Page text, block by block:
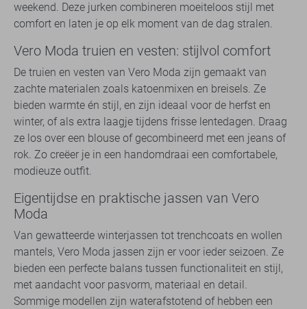
weekend. Deze jurken combineren moeiteloos stijl met
comfort en laten je op elk moment van de dag stralen.
Vero Moda truien en vesten: stijlvol comfort
De truien en vesten van Vero Moda zijn gemaakt van
zachte materialen zoals katoenmixen en breisels. Ze
bieden warmte én stijl, en zijn ideaal voor de herfst en
winter, of als extra laagje tijdens frisse lentedagen. Draag
ze los over een blouse of gecombineerd met een jeans of
rok. Zo creëer je in een handomdraai een comfortabele,
modieuze outfit.
Eigentijdse en praktische jassen van Vero
Moda
Van gewatteerde winterjassen tot trenchcoats en wollen
mantels, Vero Moda jassen zijn er voor ieder seizoen. Ze
bieden een perfecte balans tussen functionaliteit en stijl,
met aandacht voor pasvorm, materiaal en detail.
Sommige modellen zijn waterafstotend of hebben een